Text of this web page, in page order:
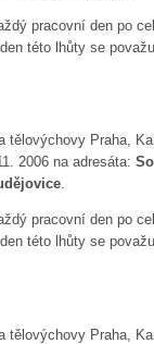
pracovní den po
této lhůty se
Praha,
2006 na adresáta:
.
pracovní den po
této lhůty se
Praha,